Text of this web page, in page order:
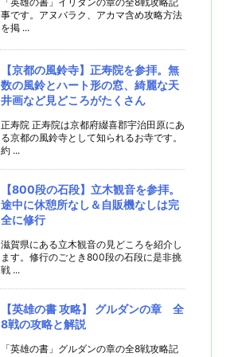
事です。アヌバラク、アカマ含め攻略方法
を掲 ...
【京都の風鈴寺】正寿院を参拝。無
数の風鈴とハート形の窓、綺麗な天
井画など見どころがたくさん
正寿院 正寿院は京都府綴喜郡宇治田原にあ
る京都の風鈴寺として知られるお寺です。
約 ...
【800段の石段】立木観音を参拝。
途中に休憩所なし＆自販機なしは完
全に修行
滋賀県にある立木観音の見どころを紹介し
ます。修行のごとき800段の石段に是非挑
戦 ...
【英雄の書 攻略】 グルダンの章 全
8戦の攻略と解説
「英雄の書」グルダンの章の全8戦攻略記